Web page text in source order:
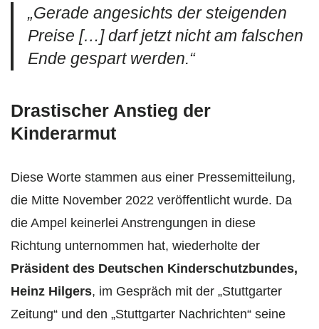
„Gerade angesichts der steigenden
Preise […] darf jetzt nicht am falschen
Ende gespart werden.“
Drastischer Anstieg der
Kinderarmut
Diese Worte stammen aus einer Pressemitteilung,
die Mitte November 2022 veröffentlicht wurde. Da
die Ampel keinerlei Anstrengungen in diese
Richtung unternommen hat, wiederholte der
Präsident des Deutschen Kinderschutzbundes,
Heinz Hilgers, im Gespräch mit der „Stuttgarter
Zeitung“ und den „Stuttgarter Nachrichten“ seine